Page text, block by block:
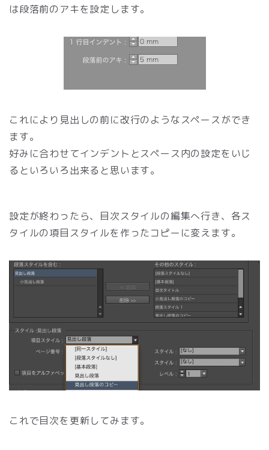
は段落前のアキを設定します。
これにより見出しの前に改行のようなスペースができ
ます。
好みに合わせてインデントとスペース内の設定をいじ
るといろいろ出来ると思います。
設定が終わったら、目次スタイルの編集へ行き、各ス
タイルの項目スタイルを作ったコピーに変えます。
これで目次を更新してみます。